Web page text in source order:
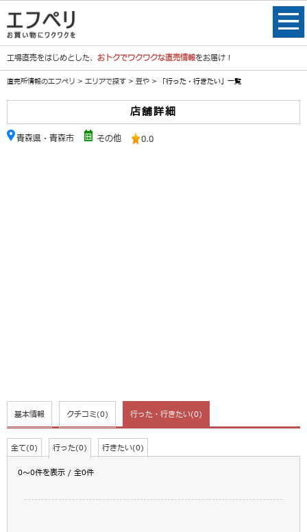
工場直売をはじめとした、 おトクでワクワクな直売情報をお届け！
直売所情報のエフペリ > エリアで探す > 豆や > 「行った・行きたい」一覧
店舗詳細
青森県・青森市 その他 0.0
基本情報 クチコミ(0) 行った・行きたい(0)
全て(0) 行った(0) 行きたい(0)
0～0件を表示 / 全0件